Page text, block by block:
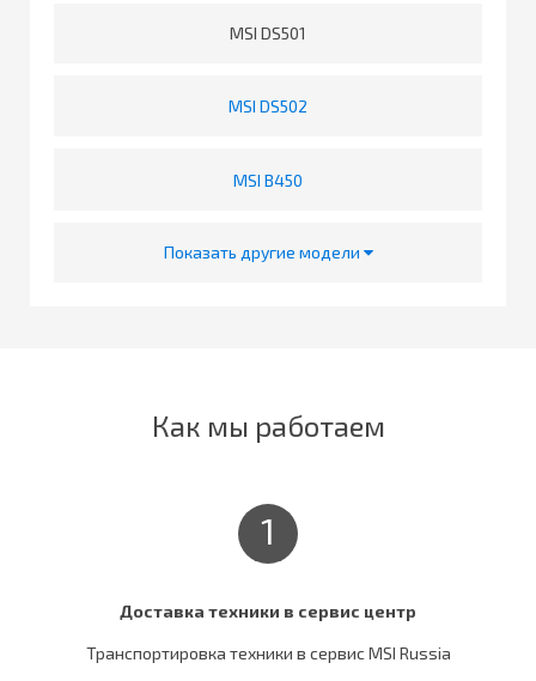
MSI DS501
MSI DS502
MSI B450
Показать другие модели
Как мы работаем
1
Доставка техники в сервис центр
Транспортировка техники в сервис MSI Russia